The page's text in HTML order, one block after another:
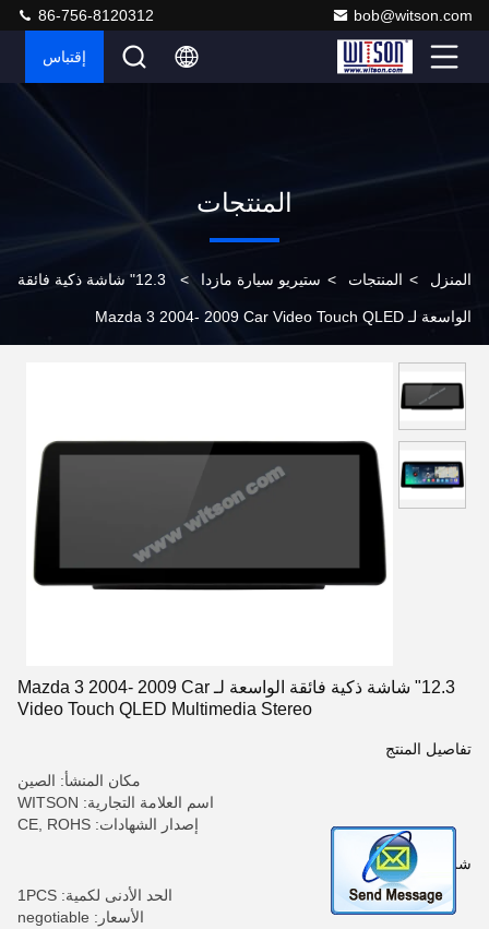
bob@witson.com
86-756-8120312
إقتباس
المنتجات
المنزل > المنتجات > ستيريو سيارة مازدا > 12.3" شاشة ذكية فائقة
الواسعة لـ Mazda 3 2004- 2009 Car Video Touch QLED
12.3" شاشة ذكية فائقة الواسعة لـ Mazda 3 2004- 2009 Car
Video Touch QLED Multimedia Stereo
تفاصيل المنتج
مكان المنشأ: الصين
اسم العلامة التجارية: WITSON
إصدار الشهادات: CE, ROHS
شروط الدفع والشحن
الحد الأدنى لكمية: 1PCS
الأسعار: negotiable